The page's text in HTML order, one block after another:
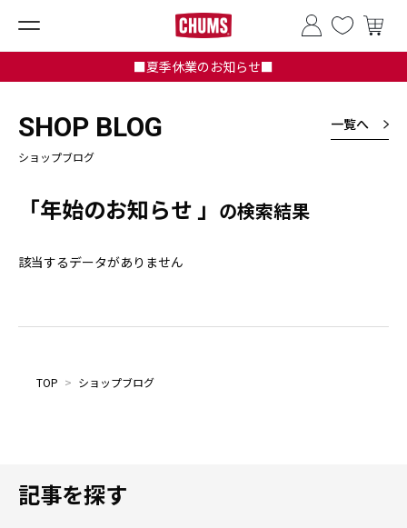
■夏季休業のお知らせ■
SHOP BLOG
ショップブログ
一覧へ
「年始のお知らせ 」 の検索結果
該当するデータがありません
TOP > ショップブログ
記事を探す